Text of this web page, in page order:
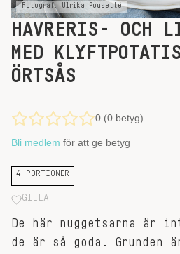
Fotograf: Ulrika Pousette
HAVRERIS- OCH
MED
ÖRTSÅS
0 (0 betyg)
Bli medlem för att ge betyg
4 PORTIONER
GILLA
De här nuggetsarna är
de är så goda.